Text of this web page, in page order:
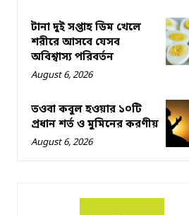
টানা দুই সপ্তাহ ডিম খেলে
শরীরে আসবে যেসব
অবিশ্বাস্য পরিবর্তন
August 6, 2026
তওবা কবুল হওয়ার ১০টি
প্রধান শর্ত ও মুমিনের করণীয়
August 6, 2026